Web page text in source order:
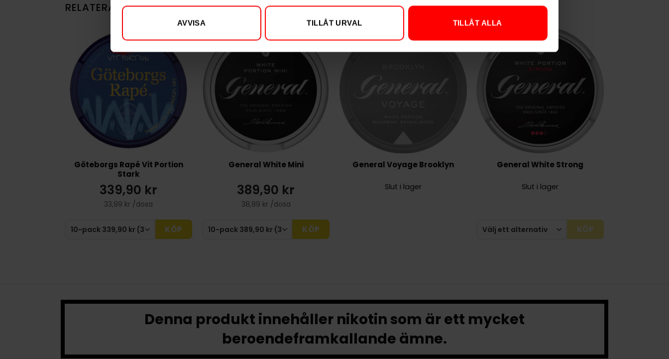
AVVISA TILLÅT URVAL TILLÅT ALLA
RELATERADE PRODUKTER
Göteborgs Rapé Vit Portion
Stark
339,90 kr
33,99 kr /dosa
KÖP
General White Mini
389,90 kr
38,99 kr /dosa
KÖP
General Voyage Brooklyn
Slut i lager
General White Strong
Slut i lager
KÖP
Denna produkt innehåller nikotin som är ett mycket
beroendeframkallande ämne.